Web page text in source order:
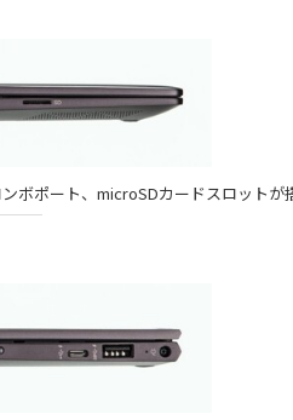
ボポート、microSDカードスロットが